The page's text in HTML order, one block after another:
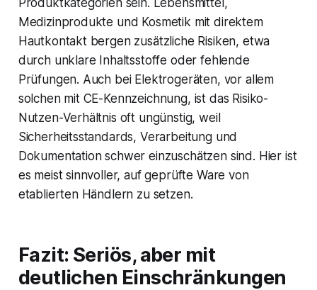
Medizinprodukte und Kosmetik mit direktem
Hautkontakt bergen zusätzliche Risiken, etwa
durch unklare Inhaltsstoffe oder fehlende
Prüfungen. Auch bei Elektrogeräten, vor allem
solchen mit CE-Kennzeichnung, ist das Risiko-
Nutzen-Verhältnis oft ungünstig, weil
Sicherheitsstandards, Verarbeitung und
Dokumentation schwer einzuschätzen sind. Hier ist
es meist sinnvoller, auf geprüfte Ware von
etablierten Händlern zu setzen.
Fazit: Seriös, aber mit
deutlichen Einschränkungen